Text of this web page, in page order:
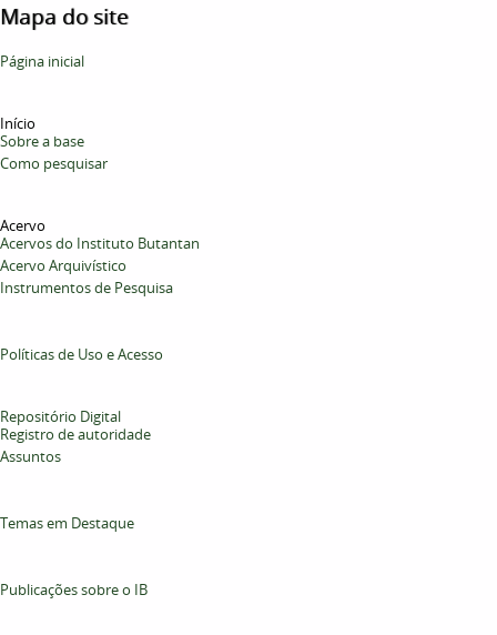
Mapa do site
Página inicial
Início
Sobre a base
Como pesquisar
Acervo
Acervos do Instituto Butantan
Acervo Arquivístico
Instrumentos de Pesquisa
Políticas de Uso e Acesso
Repositório Digital
Registro de autoridade
Assuntos
Temas em Destaque
Publicações sobre o IB